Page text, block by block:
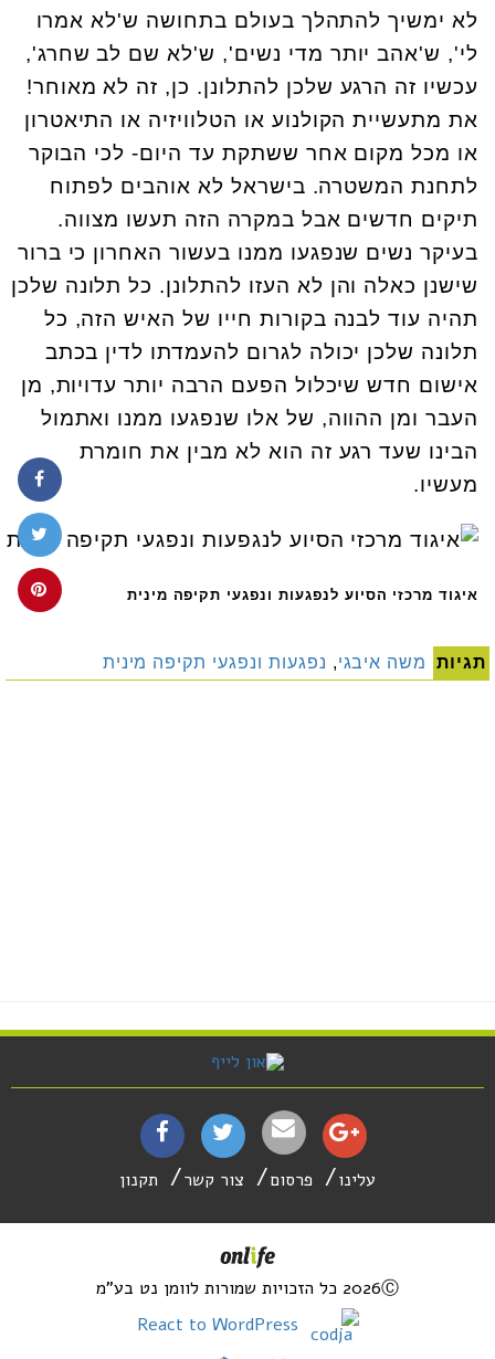
לא ימשיך להתהלך בעולם בתחושה ש'לא אמרו
לי', ש'אהב יותר מדי נשים', ש'לא שם לב שחרג',
עכשיו זה הרגע שלכן להתלונן. כן, זה לא מאוחר!
את מתעשיית הקולנוע או הטלוויזיה או התיאטרון
או מכל מקום אחר ששתקת עד היום- לכי הבוקר
לתחנת המשטרה. בישראל לא אוהבים לפתוח
תיקים חדשים אבל במקרה הזה תעשו מצווה.
בעיקר נשים שנפגעו ממנו בעשור האחרון כי ברור
שישנן כאלה והן לא העזו להתלונן. כל תלונה שלכן
תהיה עוד לבנה בקורות חייו של האיש הזה, כל
תלונה שלכן יכולה לגרום להעמדתו לדין בכתב
אישום חדש שיכלול הפעם הרבה יותר עדויות, מן
העבר ומן ההווה, של אלו שנפגעו ממנו ואתמול
הבינו שעד רגע זה הוא לא מבין את חומרת
מעשיו.
איגוד מרכזי הסיוע לנפגעות ונפגעי תקיפה מינית
תגיות משה איבגי, נפגעות ונפגעי תקיפה מינית
עלינו פרסום צור קשר תקנון
2026Ⓒ כל הזכויות שמורות לוומן נט בע"מ